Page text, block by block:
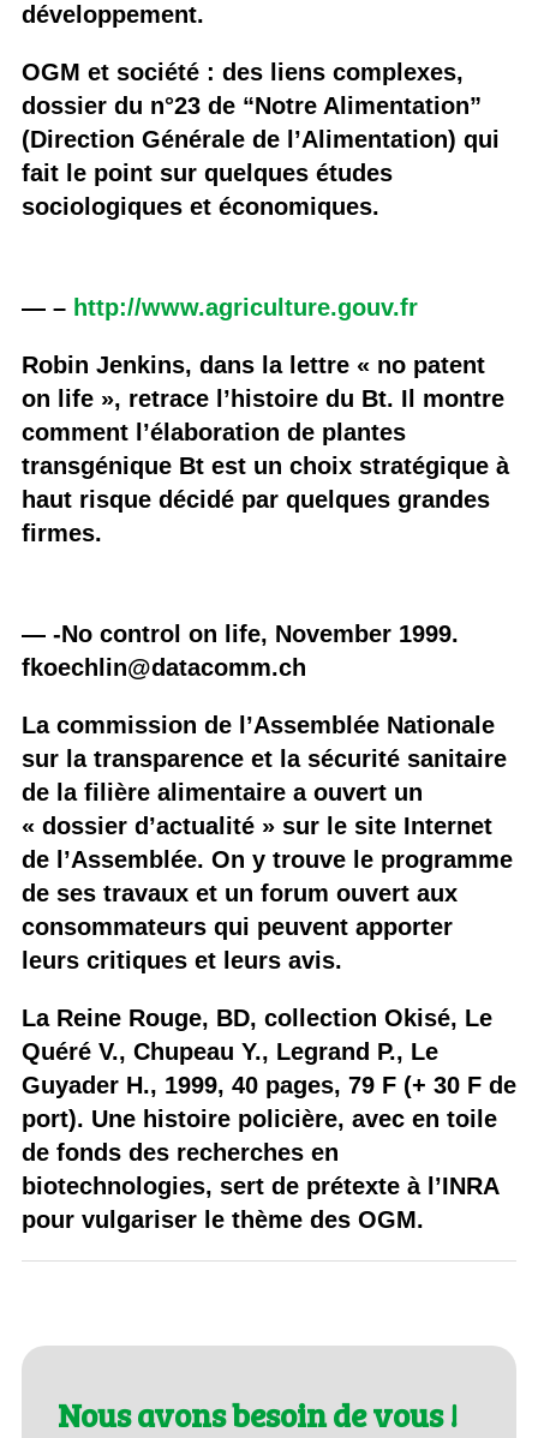
développement.
OGM et société : des liens complexes,
dossier du n°23 de “Notre Alimentation”
(Direction Générale de l’Alimentation) qui
fait le point sur quelques études
sociologiques et économiques.
— – http://www.agriculture.gouv.fr
Robin Jenkins, dans la lettre « no patent
on life », retrace l’histoire du Bt. Il montre
comment l’élaboration de plantes
transgénique Bt est un choix stratégique à
haut risque décidé par quelques grandes
firmes.
— -No control on life, November 1999.
fkoechlin@datacomm.ch
La commission de l’Assemblée Nationale
sur la transparence et la sécurité sanitaire
de la filière alimentaire a ouvert un
« dossier d’actualité » sur le site Internet
de l’Assemblée. On y trouve le programme
de ses travaux et un forum ouvert aux
consommateurs qui peuvent apporter
leurs critiques et leurs avis.
La Reine Rouge, BD, collection Okisé, Le
Quéré V., Chupeau Y., Legrand P., Le
Guyader H., 1999, 40 pages, 79 F (+ 30 F de
port). Une histoire policière, avec en toile
de fonds des recherches en
biotechnologies, sert de prétexte à l’INRA
pour vulgariser le thème des OGM.
Nous avons besoin de vous !